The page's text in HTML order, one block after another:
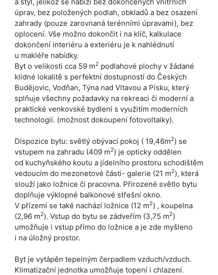
úprav, bez položených podlah, obkladů a bez osazení
zahrady (pouze zarovnaná terénními úpravami), bez
oplocení. Vše možno dokončit i na klíč, kalkulace
dokončení interiéru a exteriéru je k nahlédnutí
u makléře nabídky.
Byt o velikosti cca 59 m2 podlahové plochy v žádané
klidné lokalitě s perfektní dostupností do Českých
Budějovic, Vodňan, Týna nad Vltavou a Písku, který
splňuje všechny požadavky na rekreaci či moderní a
praktické venkovské bydlení s využitím moderních
technologií. (možnost dokoupení fotovoltaiky).
Dispozice bytu: světlý obývací pokoj ( 19,46m2) se
vstupem na zahradu (409 m2) je opticky oddělen
od kuchyňského koutu a jídelního prostoru schodištěm
vedoucím do mezonetové části- galerie (21 m2), která
slouží jako ložnice či pracovna. Přirozené světlo bytu
doplňuje výklopné balkonové střešní okno.
V přízemí se také nachází ložnice (12 m2) , koupelna
(2,96 m2). Vstup do bytu se zádveřím (3,75 m2)
umožňuje i vstup přímo do ložnice a je zde myšleno
i na úložný prostor.
Byt je vytápěn tepelným čerpadlem vzduch/vzduch.
Klimatizační jednotka umožňuje topení i chlazení.